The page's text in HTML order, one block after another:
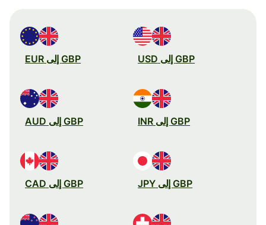
GBP إلى USD GBP إلى EUR
GBP إلى INR GBP إلى AUD
GBP إلى JPY GBP إلى CAD